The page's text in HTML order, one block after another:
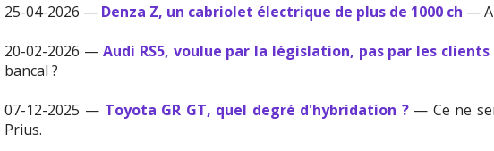
25-04-2026 — Denza Z, un cabriolet électrique de plus de 1000 ch —
20-02-2026 — Audi RS5, voulue par la législation, pas par les clients
bancal ?
07-12-2025 — Toyota GR GT, quel degré d'hybridation ?— Ce ne
Prius.